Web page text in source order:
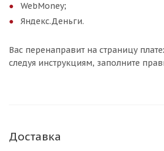
WebMoney;
Яндекс.Деньги.
Вас перенаправит на страницу
следуя инструкциям, заполните
Доставка